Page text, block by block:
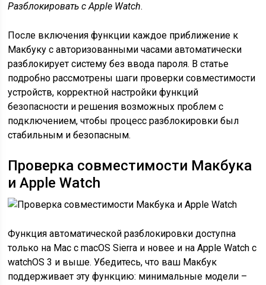
Разблокировать с Apple Watch.
После включения функции каждое приближение к
Макбуку с авторизованными часами автоматически
разблокирует систему без ввода пароля. В статье
подробно рассмотрены шаги проверки совместимости
устройств, корректной настройки функций
безопасности и решения возможных проблем с
подключением, чтобы процесс разблокировки был
стабильным и безопасным.
Проверка совместимости Макбука
и Apple Watch
Функция автоматической разблокировки доступна
только на Mac с macOS Sierra и новее и на Apple Watch с
watchOS 3 и выше. Убедитесь, что ваш Макбук
поддерживает эту функцию: минимальные модели –